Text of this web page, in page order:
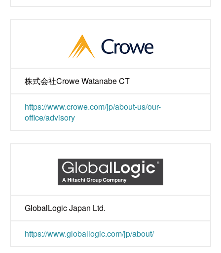
株式会社Crowe Watanabe CT
https://www.crowe.com/jp/about-us/our-
office/advisory
GlobalLogic Japan Ltd.
https://www.globallogic.com/jp/about/